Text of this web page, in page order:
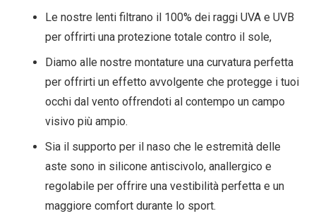
Le nostre lenti filtrano il 100% dei raggi UVA e UVB
per offrirti una protezione totale contro il sole,
Diamo alle nostre montature una curvatura perfetta
per offrirti un effetto avvolgente che protegge i tuoi
occhi dal vento offrendoti al contempo un campo
visivo più ampio.
Sia il supporto per il naso che le estremità delle
aste sono in silicone antiscivolo, anallergico e
regolabile per offrire una vestibilità perfetta e un
maggiore comfort durante lo sport.